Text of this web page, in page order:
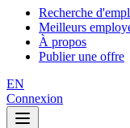
Recherche
Meilleurs
À propos
Publier une offre
EN
Connexion